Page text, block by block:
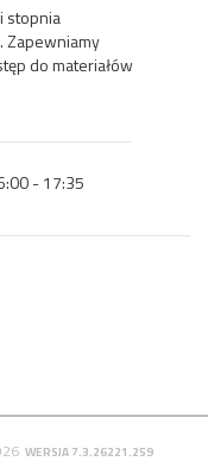
stopnia
Zapewniamy
do materiałów
- 17:35
WERSJA 7.3.26221.259